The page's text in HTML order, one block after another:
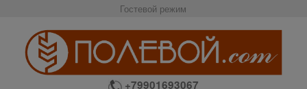
Гостевой режим
+79901693067